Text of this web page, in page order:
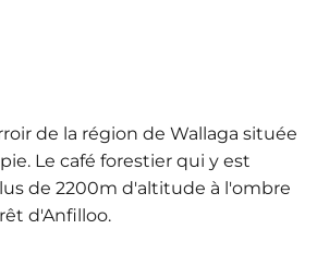
de la région de Wallaga située
Le café forestier qui y est
de 2200m d'altitude à l'ombre
d'Anfilloo.